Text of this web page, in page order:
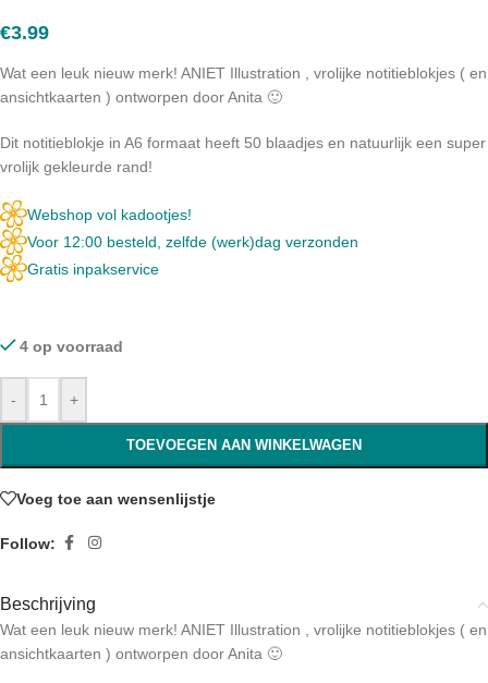
€3.99
Wat een leuk nieuw merk! ANIET Illustration , vrolijke notitieblokjes ( en
ansichtkaarten ) ontworpen door Anita 🙂
Dit notitieblokje in A6 formaat heeft 50 blaadjes en natuurlijk een super
vrolijk gekleurde rand!
Webshop vol kadootjes!
Voor 12:00 besteld, zelfde (werk)dag verzonden
Gratis inpakservice
4 op voorraad
- +
TOEVOEGEN AAN WINKELWAGEN
Voeg toe aan wensenlijstje
Follow:
Beschrijving
Wat een leuk nieuw merk! ANIET Illustration , vrolijke notitieblokjes ( en
ansichtkaarten ) ontworpen door Anita 🙂